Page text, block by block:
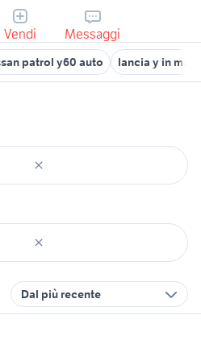
Vendi Messaggi
patrol y60 auto lancia y in
Dal più recente